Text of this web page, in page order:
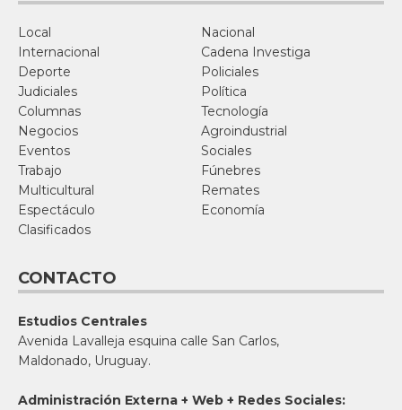
Local
Nacional
Internacional
Cadena Investiga
Deporte
Policiales
Judiciales
Política
Columnas
Tecnología
Negocios
Agroindustrial
Eventos
Sociales
Trabajo
Fúnebres
Multicultural
Remates
Espectáculo
Economía
Clasificados
CONTACTO
Estudios Centrales
Avenida Lavalleja esquina calle San Carlos,
Maldonado, Uruguay.
Administración Externa + Web + Redes Sociales: